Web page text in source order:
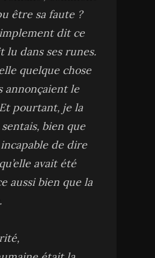
être sa faute ?
dit ce
lu dans ses runes.
quelque chose
annonçaient le
pourtant, je la
sentais, bien que
incapable de dire
avait été
aussi bien que la